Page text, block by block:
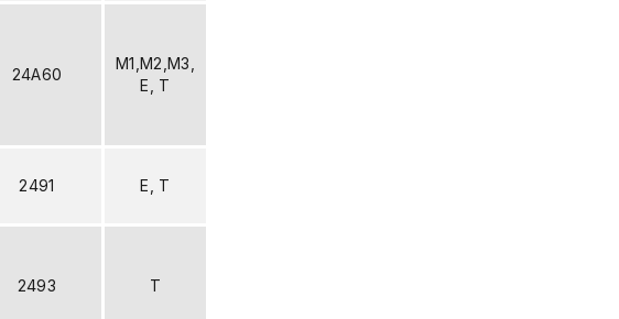
24A60
M1,M2,M3,
E, T
2491 E, T
2493 T